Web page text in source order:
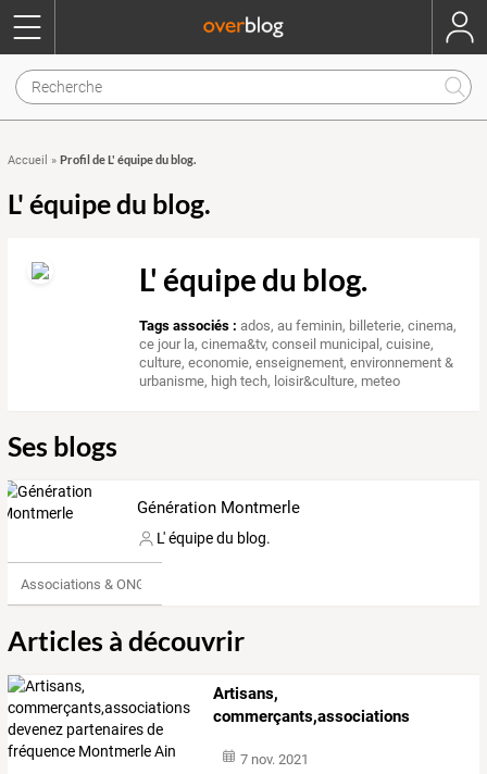
Accueil » Profil de L' équipe du blog.
L' équipe du blog.
L' équipe du blog.
Tags associés : ados,au feminin, billeterie,cinema,
ce jour la,cinema&tv,conseil municipal,cuisine,
culture,economie,enseignement,environnement &
urbanisme, high tech, loisir&culture, meteo
Ses blogs
Génération Montmerle
L' équipe du blog.
Associations & ONG
Articles à découvrir
Artisans,
commerçants,associations
7 nov. 2021